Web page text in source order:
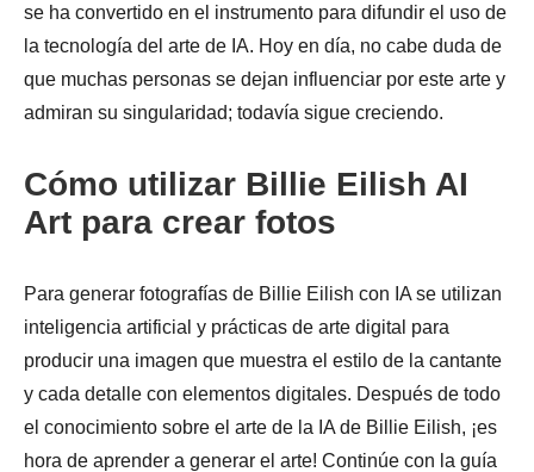
se ha convertido en el instrumento para difundir el uso de
la tecnología del arte de IA. Hoy en día, no cabe duda de
que muchas personas se dejan influenciar por este arte y
admiran su singularidad; todavía sigue creciendo.
Cómo utilizar Billie Eilish AI
Art para crear fotos
Para generar fotografías de Billie Eilish con IA se utilizan
inteligencia artificial y prácticas de arte digital para
producir una imagen que muestra el estilo de la cantante
y cada detalle con elementos digitales. Después de todo
el conocimiento sobre el arte de la IA de Billie Eilish, ¡es
hora de aprender a generar el arte! Continúe con la guía